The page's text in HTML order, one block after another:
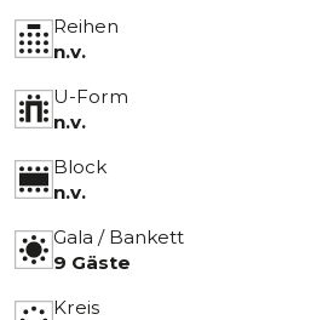
Reihen
n.v.
U-Form
n.v.
Block
n.v.
Gala / Bankett
9 Gäste
Kreis